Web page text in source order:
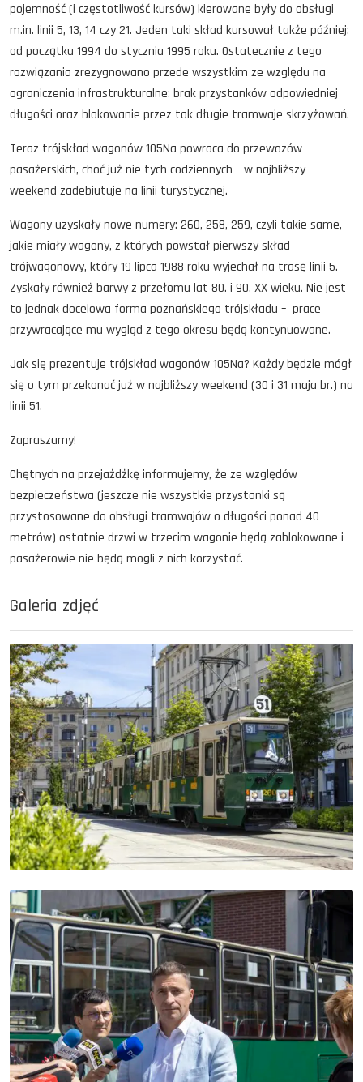
pojemność (i częstotliwość kursów) kierowane były do obsługi
m.in. linii 5, 13, 14 czy 21. Jeden taki skład kursował także później:
od początku 1994 do stycznia 1995 roku. Ostatecznie z tego
rozwiązania zrezygnowano przede wszystkim ze względu na
ograniczenia infrastrukturalne: brak przystanków odpowiedniej
długości oraz blokowanie przez tak długie tramwaje skrzyżowań.
Teraz trójskład wagonów 105Na powraca do przewozów
pasażerskich, choć już nie tych codziennych – w najbliższy
weekend zadebiutuje na linii turystycznej.
Wagony uzyskały nowe numery: 260, 258, 259, czyli takie same,
jakie miały wagony, z których powstał pierwszy skład
trójwagonowy, który 19 lipca 1988 roku wyjechał na trasę linii 5.
Zyskały również barwy z przełomu lat 80. i 90. XX wieku. Nie jest
to jednak docelowa forma poznańskiego trójskładu – prace
przywracające mu wygląd z tego okresu będą kontynuowane.
Jak się prezentuje trójskład wagonów 105Na? Każdy będzie mógł
się o tym przekonać już w najbliższy weekend (30 i 31 maja br.) na
linii 51.
Zapraszamy!
Chętnych na przejażdżkę informujemy, że ze względów
bezpieczeństwa (jeszcze nie wszystkie przystanki są
przystosowane do obsługi tramwajów o długości ponad 40
metrów) ostatnie drzwi w trzecim wagonie będą zablokowane i
pasażerowie nie będą mogli z nich korzystać.
Galeria zdjęć